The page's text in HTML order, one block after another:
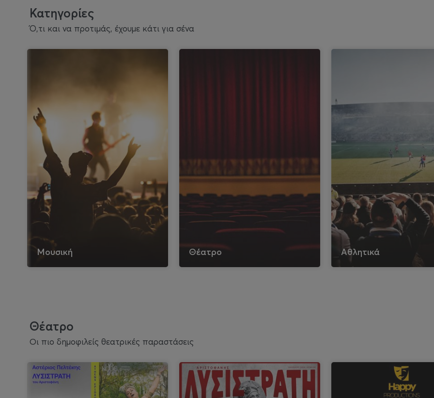
Κατηγορίες
Ό,τι και να προτιμάς, έχουμε κάτι για σένα
Μουσική Θέατρο Αθλητικά
Θέατρο
Οι πιο δημοφιλείς θεατρικές παραστάσεις